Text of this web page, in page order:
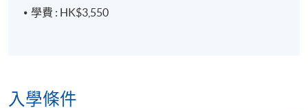
學費 : HK$3,550
入學條件